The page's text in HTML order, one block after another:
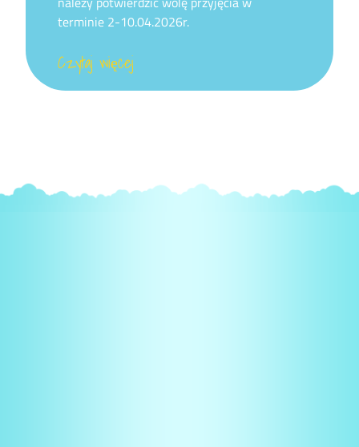
terminie 2-10.04.2026r.
Czytaj więcej